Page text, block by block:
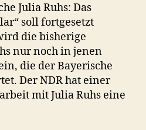
Julia Ruhs: Das
soll fortgesetzt
die bisherige
nur noch in jenen
die der Bayerische
Der NDR hat einer
mit Julia Ruhs eine